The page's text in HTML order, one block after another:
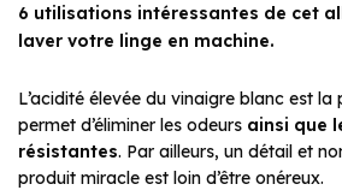
6 utilisations intéressantes de cet
laver votre linge en machine.
L’acidité élevée du vinaigre blanc est la
permet d’éliminer les odeurs ainsi que
résistantes. Par ailleurs, un détail et
produit miracle est loin d’être onéreux.